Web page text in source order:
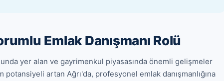
Emlak Danışmanı Rolü
yer alan ve gayrimenkul piyasasında önemli gelişmeler
potansiyeli artan Ağrı'da, profesyonel emlak danışmanlığına